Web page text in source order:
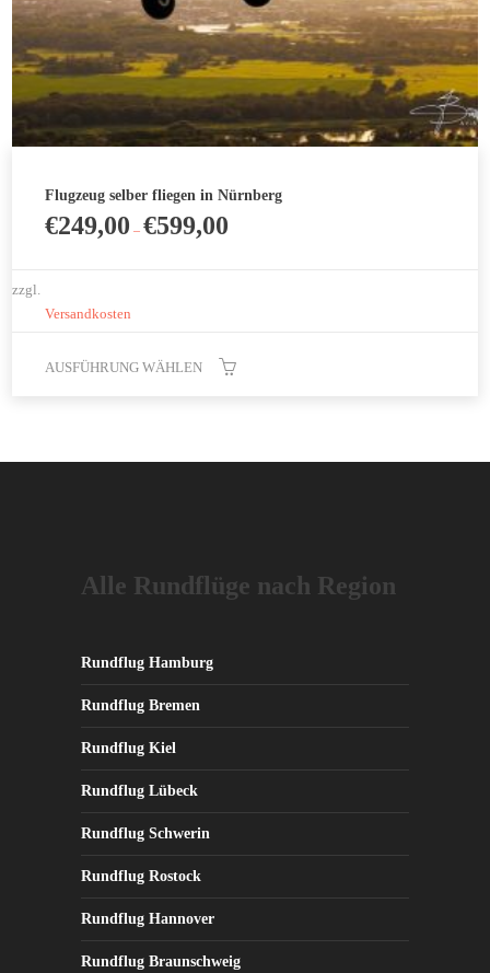
werden
Flugzeug selber fliegen in Nürnberg
€249,00 –€599,00
zzgl.
Versandkosten
AUSFÜHRUNG WÄHLEN
weist
Alle Rundflüge nach Region
Rundflug Hamburg
Rundflug Bremen
Rundflug Kiel
Rundflug Lübeck
Rundflug Schwerin
Rundflug Rostock
Rundflug Hannover
Rundflug Braunschweig